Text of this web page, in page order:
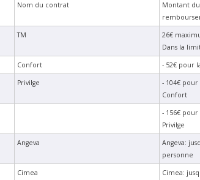
Nom du contrat
Montant du
TM
26€
Dans la
Confort - 52€ pour
Privilge
- 104€
Confort
- 156€
Privilge
Angeva
Angeva:
personne
Cimea
Cimea: